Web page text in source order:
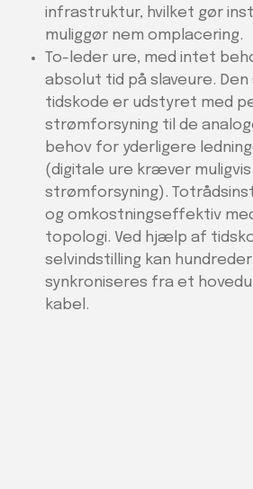
infrastruktur, hvilket gør
muliggør nem omplacering.
To-leder ure, med intet
absolut tid på slaveure.
tidskode er udstyret med
strømforsyning til de
behov for yderligere
(digitale ure kræver
strømforsyning).
og omkostningseffektiv
topologi. Ved hjælp af
selvindstilling kan
synkroniseres fra et
kabel.